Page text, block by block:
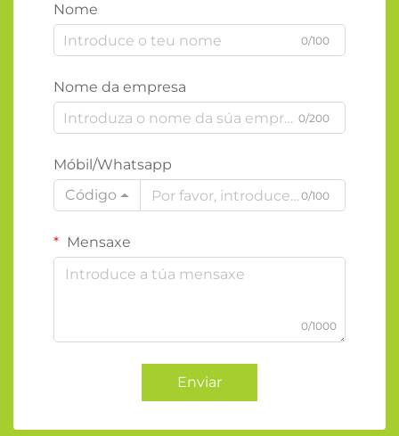
Nome
0/100
Nome da empresa
0/200
Móbil/Whatsapp
Código
0/100
Mensaxe
0/1000
Enviar